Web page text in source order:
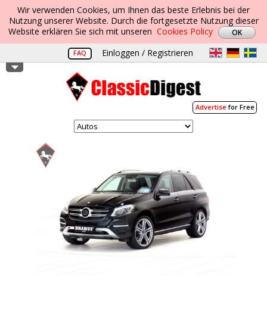
Wir verwenden Cookies, um Ihnen das beste Erlebnis bei der
Nutzung unserer Website. Durch die fortgesetzte Nutzung dieser
Website erklären Sie sich mit unseren Cookies Policy
FAQ Einloggen / Registrieren
Advertisefor Free